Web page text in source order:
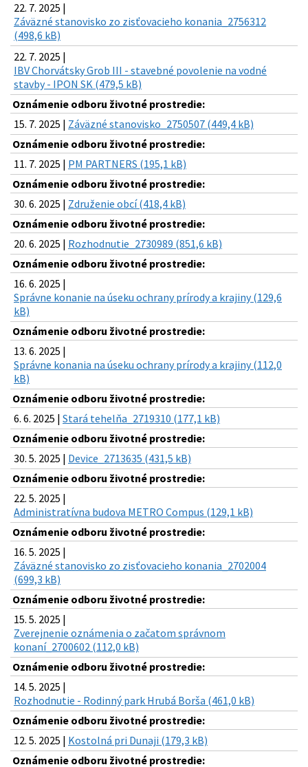
22. 7. 2025 |
Záväzné stanovisko zo zisťovacieho konania_2756312
(498,6 kB)
22. 7. 2025 |
IBV Chorvátsky Grob III - stavebné povolenie na vodné
stavby - IPON SK (479,5 kB)
Oznámenie odboru životné prostredie:
15. 7. 2025 | Záväzné stanovisko_2750507 (449,4 kB)
Oznámenie odboru životné prostredie:
11. 7. 2025 | PM PARTNERS (195,1 kB)
Oznámenie odboru životné prostredie:
30. 6. 2025 | Združenie obcí (418,4 kB)
Oznámenie odboru životné prostredie:
20. 6. 2025 | Rozhodnutie_2730989 (851,6 kB)
Oznámenie odboru životné prostredie:
16. 6. 2025 |
Správne konanie na úseku ochrany prírody a krajiny (129,6
kB)
Oznámenie odboru životné prostredie:
13. 6. 2025 |
Správne konania na úseku ochrany prírody a krajiny (112,0
kB)
Oznámenie odboru životné prostredie:
6. 6. 2025 | Stará tehelňa_2719310 (177,1 kB)
Oznámenie odboru životné prostredie:
30. 5. 2025 | Device_2713635 (431,5 kB)
Oznámenie odboru životné prostredie:
22. 5. 2025 |
Administratívna budova METRO Compus (129,1 kB)
Oznámenie odboru životné prostredie:
16. 5. 2025 |
Záväzné stanovisko zo zisťovacieho konania_2702004
(699,3 kB)
Oznámenie odboru životné prostredie:
15. 5. 2025 |
Zverejnenie oznámenia o začatom správnom
konaní_2700602 (112,0 kB)
Oznámenie odboru životné prostredie:
14. 5. 2025 |
Rozhodnutie - Rodinný park Hrubá Borša (461,0 kB)
Oznámenie odboru životné prostredie:
12. 5. 2025 | Kostolná pri Dunaji (179,3 kB)
Oznámenie odboru životné prostredie: